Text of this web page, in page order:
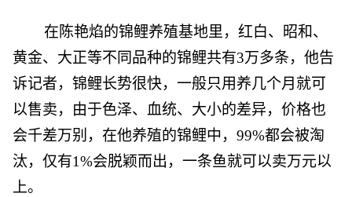
在陈艳焰的锦鲤养殖基地里，红白、昭和、
黄金、大正等不同品种的锦鲤共有3万多条，他告
诉记者，锦鲤长势很快，一般只用养几个月就可
以售卖，由于色泽、血统、大小的差异，价格也
会千差万别，在他养殖的锦鲤中，99%都会被淘
汰，仅有1%会脱颖而出，一条鱼就可以卖万元以
上。